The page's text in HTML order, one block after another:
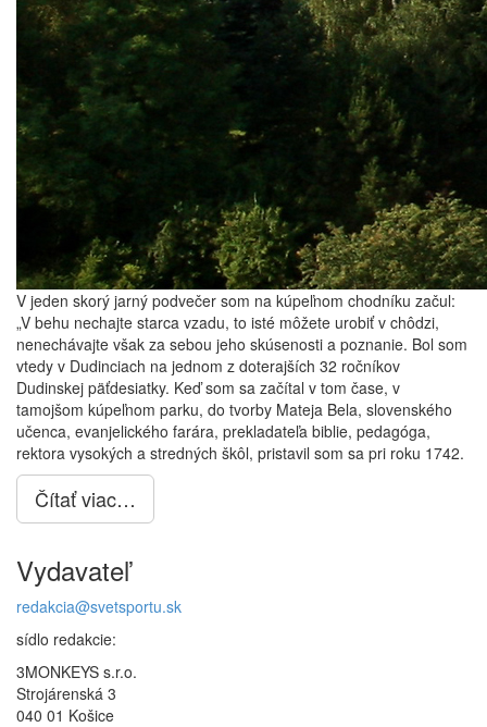
V jeden skorý jarný podvečer som na kúpeľnom chodníku začul:
„V behu nechajte starca vzadu, to isté môžete urobiť v chôdzi,
nenechávajte však za sebou jeho skúsenosti a poznanie. Bol som
vtedy v Dudinciach na jednom z doterajších 32 ročníkov
Dudinskej päťdesiatky. Keď som sa začítal v tom čase, v
tamojšom kúpeľnom parku, do tvorby Mateja Bela, slovenského
učenca, evanjelického farára, prekladateľa biblie, pedagóga,
rektora vysokých a stredných škôl, pristavil som sa pri roku 1742.
Čítať viac…
Vydavateľ
redakcia@svetsportu.sk
sídlo redakcie:
3MONKEYS s.r.o.
Strojárenská 3
040 01 Košice